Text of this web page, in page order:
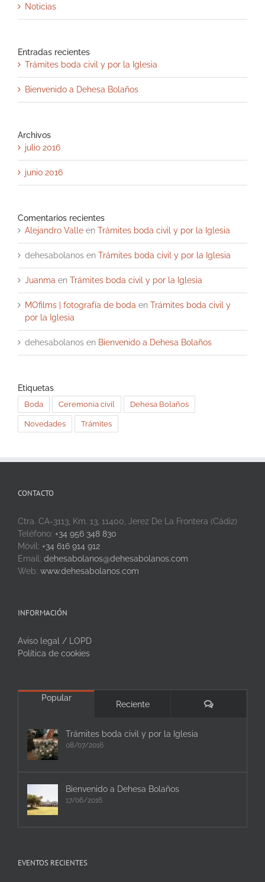
Noticias
Entradas recientes
Trámites boda civil y por la Iglesia
Bienvenido a Dehesa Bolaños
Archivos
julio 2016
junio 2016
Comentarios recientes
Alejandro Valle en Trámites boda civil y por la Iglesia
dehesabolanos en Trámites boda civil y por la Iglesia
Juanma en Trámites boda civil y por la Iglesia
MOfilms | fotografía de boda en Trámites boda civil y
por la Iglesia
dehesabolanos en Bienvenido a Dehesa Bolaños
Etiquetas
Boda Ceremonia civil Dehesa Bolaños
Novedades Trámites
CONTACTO
Ctra. CA-3113, Km. 13, 11400, Jerez De La Frontera (Cádiz)
Teléfono: +34 956 348 830
Móvil: +34 616 914 912
Email: dehesabolanos@dehesabolanos.com
Web: www.dehesabolanos.com
INFORMACIÓN
Aviso legal / LOPD
Política de cookies
Popular
Reciente Comentarios
Trámites boda civil y por la Iglesia
08/07/2016
Bienvenido a Dehesa Bolaños
17/06/2016
EVENTOS RECIENTES